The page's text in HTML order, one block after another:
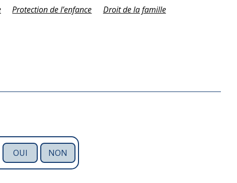
Protection de l’enfance Droit de la famille
OUI NON